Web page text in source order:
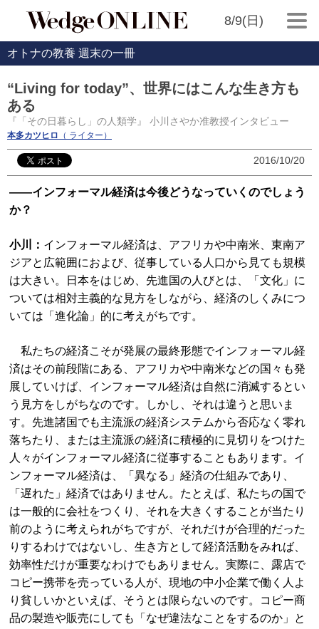
8/9(日)
オトナの教養 週末の一冊
“Living for today”、世界にはこんな生き方も
ある
『「その日暮らし」の人類学』 小川さやか准教授インタビュー
本多カツヒロ （ ライター）
2016/10/20
――インフォーマル経済は今後どうなっていくのでしょう
か？
小川： インフォーマル経済は、アフリカや中南米、東南ア
ジアと広範囲におよび、従事している人口から見ても規模
は大きい。日本をはじめ、先進国の人びとは、「文化」に
ついては相対主義的な見方をしながら、経済のしくみにつ
いては「進化論」的に考えがちです。
私たちの経済こそが発展の最終形態でインフォーマル経
済はその前段階にある、アフリカや中南米などの国々も発
展していけば、インフォーマル経済は自然に消滅するとい
う見方をしがちなのです。しかし、それは違うと思いま
す。先進諸国でも主流派の経済システムから否応なく零れ
落ちたり、または主流派の経済に積極的に見切りをつけた
人々がインフォーマル経済に従事することもあります。イ
ンフォーマル経済は、「異なる」経済の仕組みであり、
「遅れた」経済ではありません。たとえば、私たちの国で
は一般的に会社をつくり、それを大きくすることが当たり
前のように考えられがちですが、それだけが合理的だった
りするわけではないし、生き方として経済活動をみれば、
効率性だけが重要なわけでもありません。実際に、露店で
コピー携帯を売っている人が、現地の中小企業で働く人よ
り貧しいかといえば、そうとは限らないのです。コピー商
品の製造や販売にしても「なぜ違法なことをするのか」と